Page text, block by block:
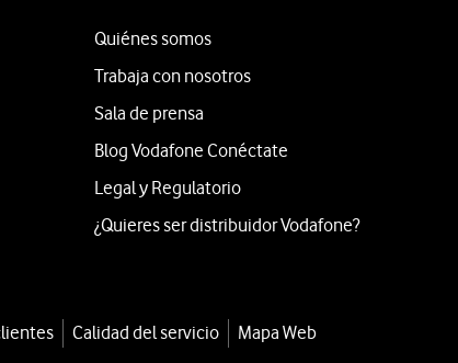
Quiénes somos
Trabaja con nosotros
Sala de prensa
Blog Vodafone Conéctate
Legal y Regulatorio
¿Quieres ser distribuidor Vodafone?
Calidad del servicio
Mapa Web